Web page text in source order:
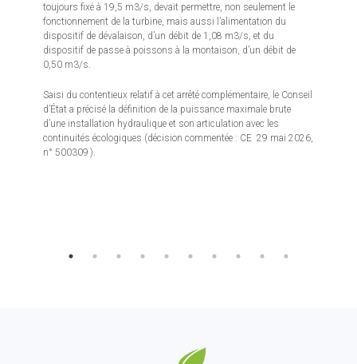
toujours fixé à 19,5 m3/s, devait permettre, non seulement le
fonctionnement de la turbine, mais aussi l’alimentation du
dispositif de dévalaison, d’un débit de 1,08 m3/s, et du
dispositif de passe à poissons à la montaison, d’un débit de
0,50 m3/s.
Saisi du contentieux relatif à cet arrêté complémentaire, le Conseil
d’État a précisé la définition de la puissance maximale brute
d’une installation hydraulique et son articulation avec les
continuités écologiques (décision commentée : CE 29 mai 2026,
n° 500309 ).